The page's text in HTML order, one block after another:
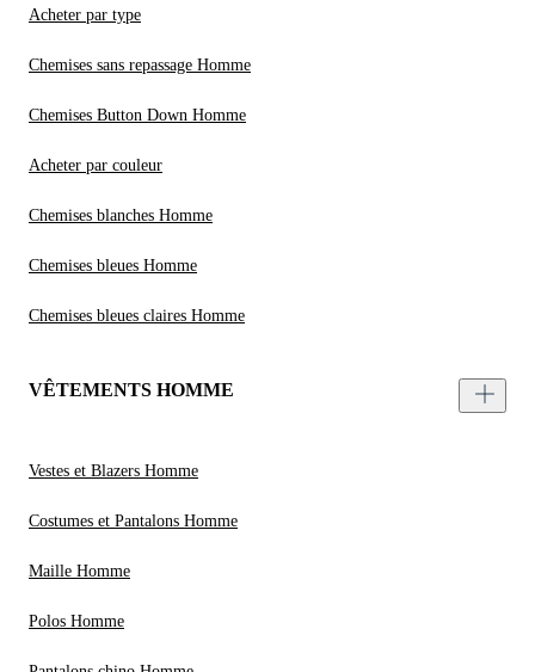
Acheter par type
Chemises sans repassage Homme
Chemises Button Down Homme
Acheter par couleur
Chemises blanches Homme
Chemises bleues Homme
Chemises bleues claires Homme
VÊTEMENTS HOMME
Vestes et Blazers Homme
Costumes et Pantalons Homme
Maille Homme
Polos Homme